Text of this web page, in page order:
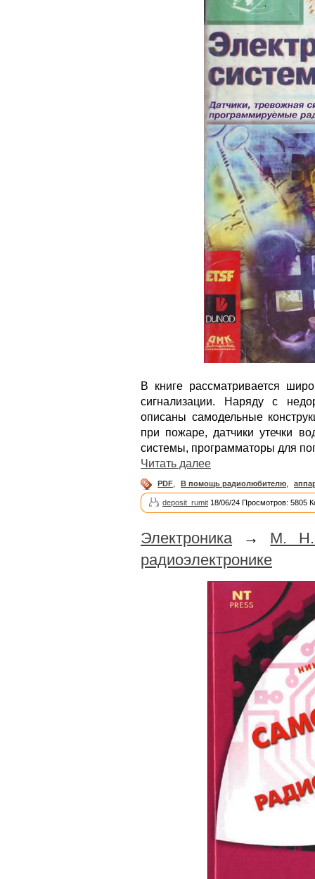
В книге рассматривается
сигнализации. Наряду с
описаны самодельные
при пожаре, датчики утечки
системы, программаторы для
Читать далее
PDF В помощь радиолюбителю
deposit_rumit 18/06/24 Просмотров: 5805
Электроника→ М. Н.
радиоэлектронике